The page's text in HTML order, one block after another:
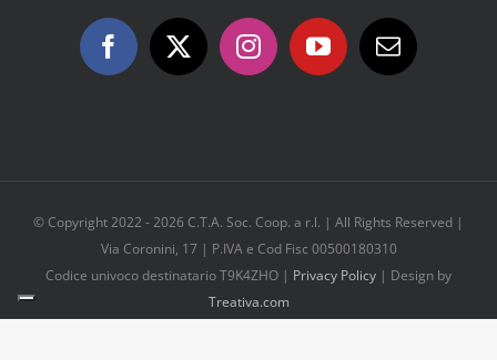
© Copyright 2022 -2026 C.T.A. Soc. Coop. a r.l. | All Rights Reserved |
Via Coronini, 17 | P.IVA e Cod Fisc 00500180310
Codice univoco destinatario T9K4ZHO | Privacy Policy | Design by
Treativa.com